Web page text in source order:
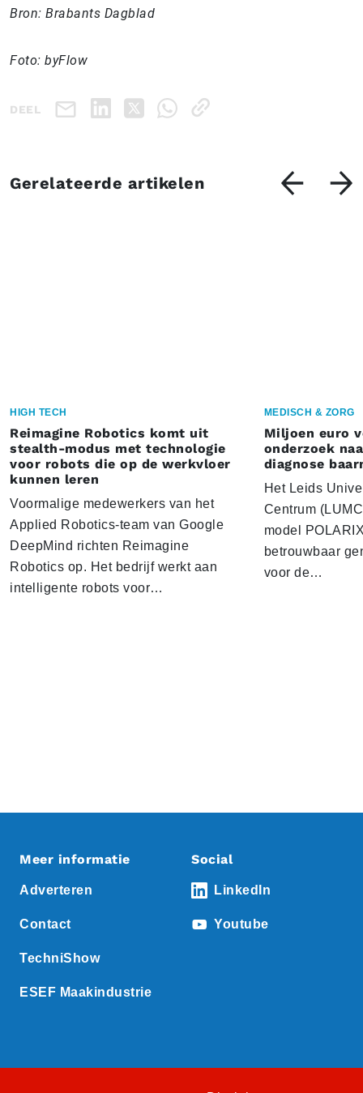
Bron: Brabants Dagblad
Foto: byFlow
DEEL
Gerelateerde artikelen
HIGH TECH
Reimagine Robotics komt uit
stealth-modus met technologie
voor robots die op de werkvloer
kunnen leren
Voormalige medewerkers van het
Applied Robotics-team van Google
DeepMind richten Reimagine
Robotics op. Het bedrijf werkt aan
intelligente robots voor…
MEDISCH & ZORG
Miljoen euro
onderzoek
diagnose
Het Leids
Centrum
model
betrouwbaar
voor de…
Meer informatie
Adverteren
Contact
TechniShow
ESEF Maakindustrie
Social
LinkedIn
Youtube